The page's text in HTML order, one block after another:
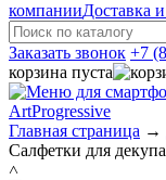
компанииДоставка
Заказать звонок +7
корзина пуста
ArtProgressive
Главная страница →
Салфетки для
˄